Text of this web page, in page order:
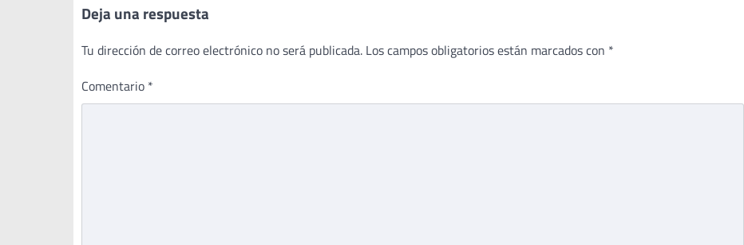
Deja una respuesta
Tu dirección de correo electrónico no será publicada. Los campos obligatorios están marcados con *
Comentario *